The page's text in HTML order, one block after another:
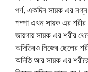
পর্ণ, একদিন সায়ক এর
শম্পা এখন সায়ক এর শরীর
জায়গায় সায়ক এর শরীর
অদিতিরও নিজের ছেলের
অদিতি আর সায়ক এর